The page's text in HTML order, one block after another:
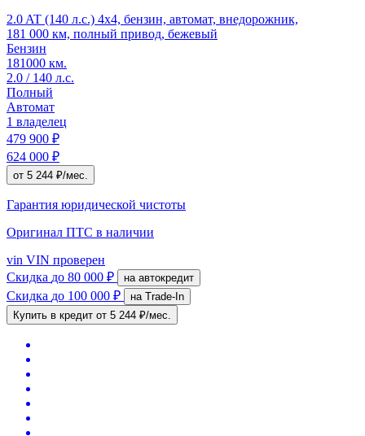
2.0 AT (140 л.с.) 4x4, бензин, автомат, внедорожник,
181 000 км, полный привод, бежевый
Бензин
181000 км.
2.0 / 140 л.с.
Полный
Автомат
1 владелец
479 900 ₽
624 000 ₽
от 5 244 ₽/мес.
Гарантия юридической чистоты
Оригинал ПТС в наличии
vin VIN проверен
Скидка до 80 000 ₽ на автокредит
Скидка до 100 000 ₽
на Trade-In
Купить в кредит от 5 244 ₽/мес.